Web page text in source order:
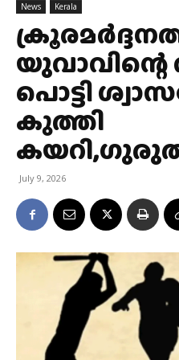
News Kerala
യുവാവിന്റെ
പൊട്ടി
കുത്തി
July 9, 2026